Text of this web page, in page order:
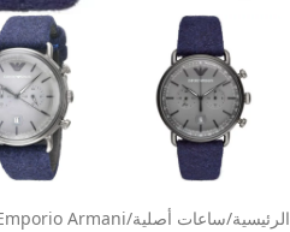
الرئيسية/ساعات أصلية/
Armani